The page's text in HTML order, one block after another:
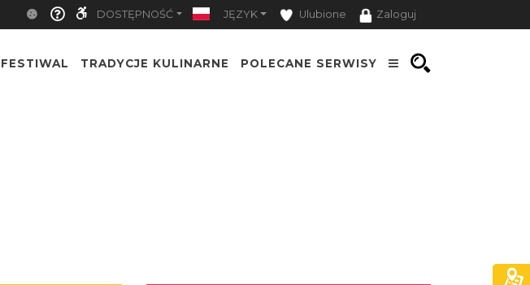
DOSTĘPNOŚĆ JĘZYK Ulubione Zaloguj
FESTIWAL TRADYCJE KULINARNE POLECANE SERWISY